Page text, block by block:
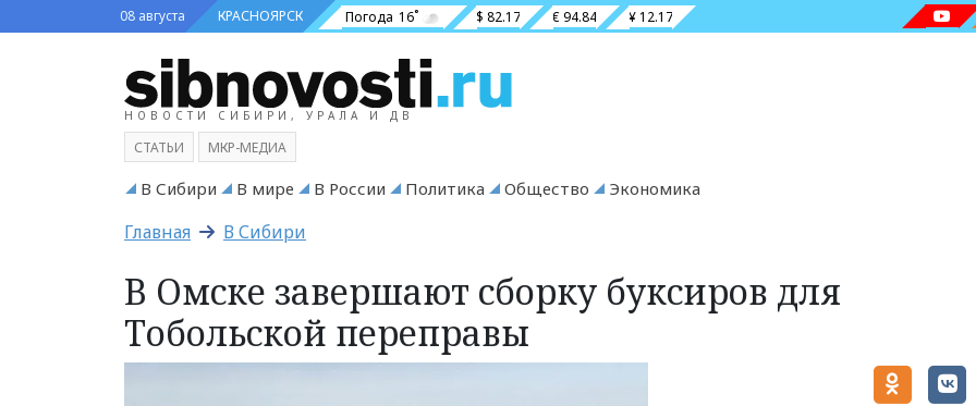
08 августа КРАСНОЯРСК Погода 16˚ $ 82.17 € 94.84 ¥ 12.17
НОВОСТИ СИБИРИ, УРАЛА И ДВ
СТАТЬИ МКР-МЕДИА
В Сибири В мире В России Политика Общество Экономика
Главная В Сибири
В Омске завершают сборку буксиров для
Тобольской переправы